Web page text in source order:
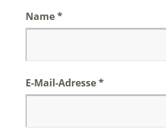
Name*
E-Mail-Adresse*